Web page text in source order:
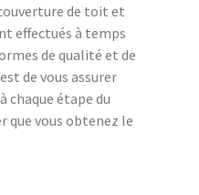
de toit et
effectués à temps
de qualité et de
de vous assurer
étape du
que vous obtenez le